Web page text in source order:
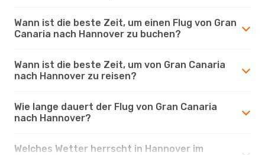
Wann ist die beste Zeit, um einen Flug von Gran
Canaria nach Hannover zu buchen?
Wann ist die beste Zeit, um von Gran Canaria
nach Hannover zu reisen?
Wie lange dauert der Flug von Gran Canaria
nach Hannover?
Welches Wetter herrscht in Hannover im